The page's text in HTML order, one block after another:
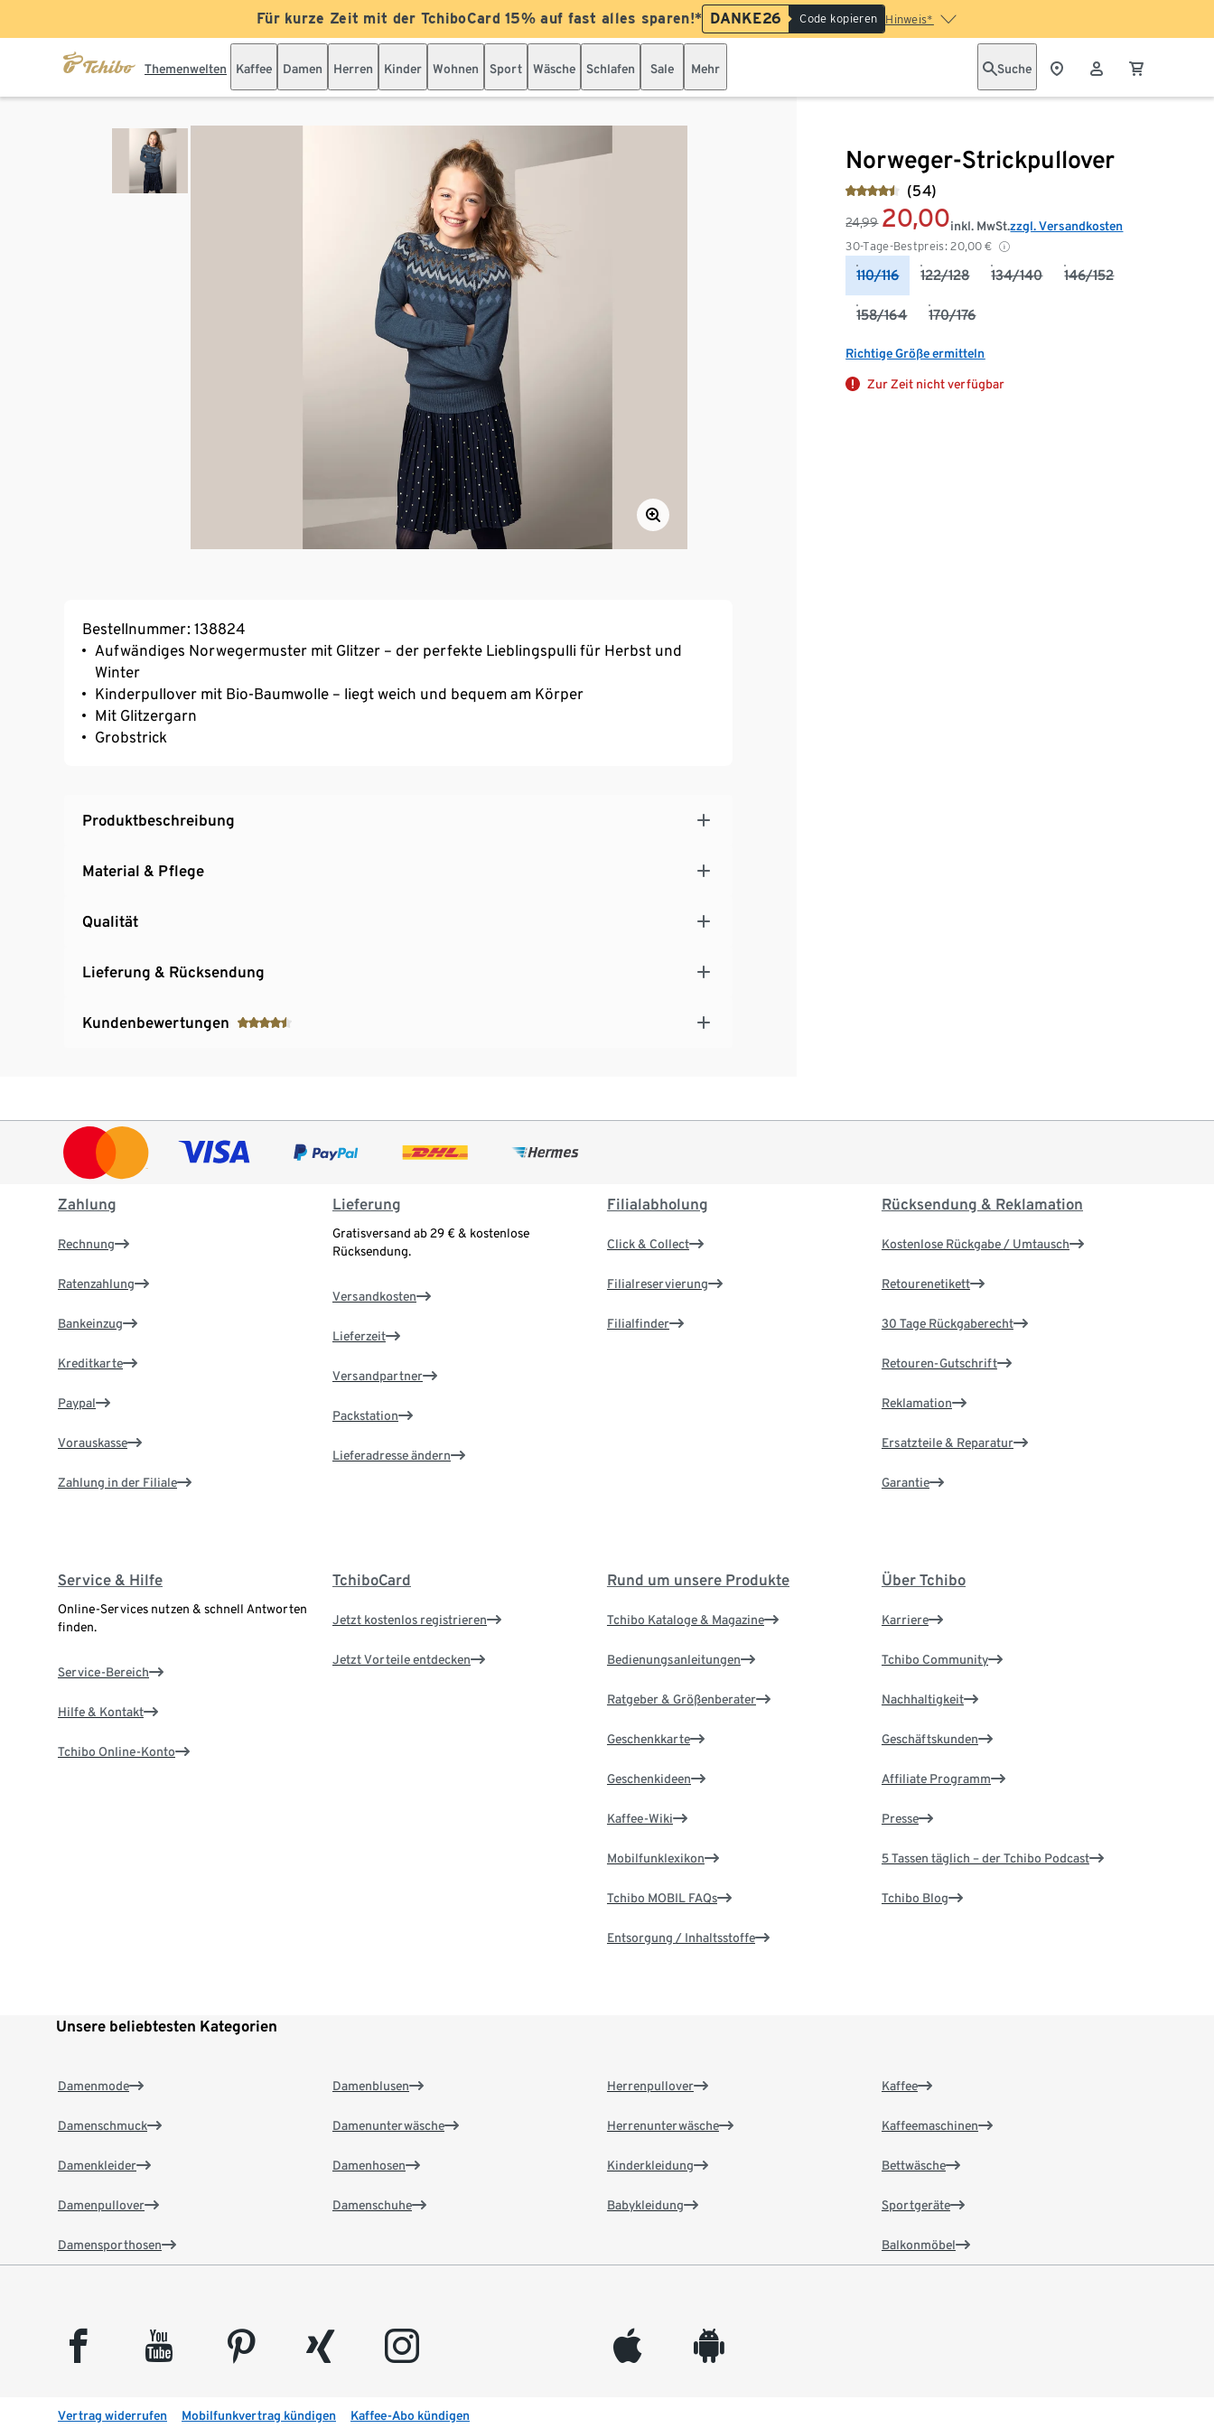
Für kurze Zeit mit der TchiboCard 15% auf fast alles sparen!* DANKE26 Code kopieren Hinweis*
Themenwelten Kaffee Damen Herren Kinder Wohnen Sport Wäsche Schlafen Sale Mehr Suche
Norweger-Strickpullover
(54)
24,99 20,00
30-Tage-Bestpreis: 20,00 €
inkl. MwSt.zzgl. Versandkosten
110/116 122/128 134/140 146/152
158/164 170/176
Richtige Größe ermitteln
Zur Zeit nicht verfügbar
Bestellnummer: 138824
Aufwändiges Norwegermuster mit Glitzer – der perfekte Lieblingspulli für Herbst und
Winter
Kinderpullover mit Bio-Baumwolle – liegt weich und bequem am Körper
Mit Glitzergarn
Grobstrick
Produktbeschreibung
Material & Pflege
Qualität
Lieferung & Rücksendung
Kundenbewertungen
Zahlung
Rechnung
Ratenzahlung
Bankeinzug
Kreditkarte
Paypal
Vorauskasse
Zahlung in der Filiale
Lieferung
Gratisversand ab 29 € & kostenlose
Rücksendung.
Versandkosten
Lieferzeit
Versandpartner
Packstation
Lieferadresse ändern
Filialabholung
Click & Collect
Filialreservierung
Filialfinder
Rücksendung & Reklamation
Kostenlose Rückgabe / Umtausch
Retourenetikett
30 Tage Rückgaberecht
Retouren-Gutschrift
Reklamation
Ersatzteile & Reparatur
Garantie
Service & Hilfe
Online-Services nutzen & schnell Antworten
finden.
Service-Bereich
Hilfe & Kontakt
Tchibo Online-Konto
TchiboCard
Jetzt kostenlos registrieren
Jetzt Vorteile entdecken
Rund um unsere Produkte
Tchibo Kataloge & Magazine
Bedienungsanleitungen
Ratgeber & Größenberater
Geschenkkarte
Geschenkideen
Kaffee-Wiki
Mobilfunklexikon
Tchibo MOBIL FAQs
Entsorgung / Inhaltsstoffe
Über Tchibo
Karriere
Tchibo Community
Nachhaltigkeit
Geschäftskunden
Affiliate Programm
Presse
5 Tassen täglich – der Tchibo Podcast
Tchibo Blog
Unsere beliebtesten Kategorien
Damenmode
Damenschmuck
Damenkleider
Damenpullover
Damensporthosen
Damenblusen
Damenunterwäsche
Damenhosen
Damenschuhe
Herrenpullover
Herrenunterwäsche
Kinderkleidung
Babykleidung
Kaffee
Kaffeemaschinen
Bettwäsche
Sportgeräte
Balkonmöbel
facebook youtube pinterest xing instagram appleinc android
Vertrag widerrufen Mobilfunkvertrag kündigen Kaffee-Abo kündigen